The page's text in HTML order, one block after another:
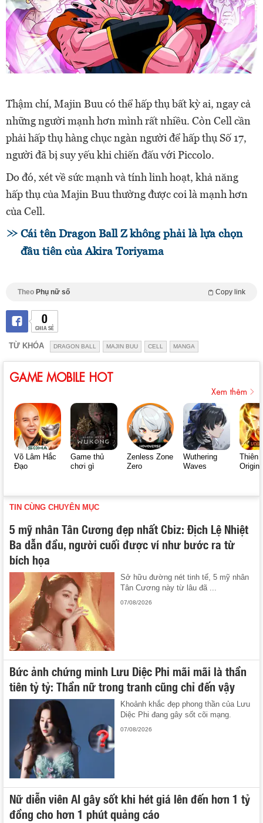
Thậm chí, Majin Buu có thể hấp thụ bất kỳ ai, ngay cả
những người mạnh hơn mình rất nhiều. Còn Cell cần
phải hấp thụ hàng chục ngàn người để hấp thụ Số 17,
người đã bị suy yếu khi chiến đấu với Piccolo.
Do đó, xét về sức mạnh và tính linh hoạt, khả năng
hấp thụ của Majin Buu thường được coi là mạnh hơn
của Cell.
Cái tên Dragon Ball Z không phải là lựa chọn
đầu tiên của Akira Toriyama
Theo Phụ nữ số Copy link
0
CHIA SẺ
TỪ KHÓA DRAGON BALL MAJIN BUU CELL MANGA
GAME MOBILE HOT
Xem thêm
Võ Lâm Hắc
Đạo
Game thủ
chơi gì
Zenless Zone
Zero
Wuthering
Waves
Thiên
Origin
TIN CÙNG CHUYÊN MỤC
5 mỹ nhân Tân Cương đẹp nhất Cbiz: Địch Lệ Nhiệt
Ba dẫn đầu, người cuối được ví như bước ra từ
bích họa
Sở hữu đường nét tinh tế, 5 mỹ nhân
Tân Cương này từ lâu đã ...
07/08/2026
Bức ảnh chứng minh Lưu Diệc Phi mãi mãi là thần
tiên tỷ tỷ: Thần nữ trong tranh cũng chỉ đến vậy
Khoảnh khắc đẹp phong thần của Lưu
Diệc Phi đang gây sốt cõi mạng.
07/08/2026
Nữ diễn viên AI gây sốt khi hét giá lên đến hơn 1 tỷ
đồng cho hơn 1 phút quảng cáo